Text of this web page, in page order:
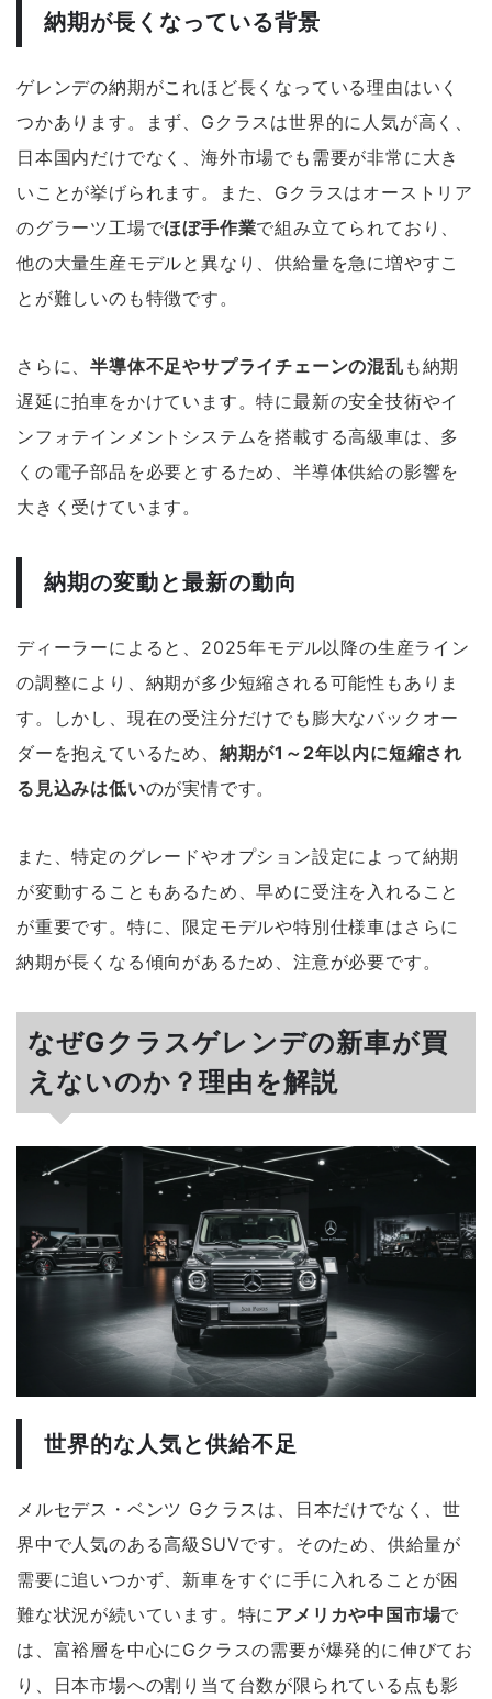
納期が長くなっている背景
ゲレンデの納期がこれほど長くなっている理由はいく
つかあります。まず、Gクラスは世界的に人気が高く、
日本国内だけでなく、海外市場でも需要が非常に大き
いことが挙げられます。また、Gクラスはオーストリア
のグラーツ工場でほぼ手作業で組み立てられており、
他の大量生産モデルと異なり、供給量を急に増やすこ
とが難しいのも特徴です。
さらに、半導体不足やサプライチェーンの混乱 も納期
遅延に拍車をかけています。特に最新の安全技術やイ
ンフォテインメントシステムを搭載する高級車は、多
くの電子部品を必要とするため、半導体供給の影響を
大きく受けています。
納期の変動と最新の動向
ディーラーによると、2025年モデル以降の生産ライン
の調整により、納期が多少短縮される可能性もありま
す。しかし、現在の受注分だけでも膨大なバックオー
ダーを抱えているため、 納期が1～2年以内に短縮され
る見込みは低いのが実情です。
また、特定のグレードやオプション設定によって納期
が変動することもあるため、早めに受注を入れること
が重要です。特に、限定モデルや特別仕様車はさらに
納期が長くなる傾向があるため、注意が必要です。
なぜGクラスゲレンデの新車が買
えないのか？理由を解説
世界的な人気と供給不足
メルセデス・ベンツ Gクラスは、日本だけでなく、世
界中で人気のある高級SUVです。そのため、供給量が
需要に追いつかず、新車をすぐに手に入れることが困
難な状況が続いています。特にアメリカや中国市場で
は、富裕層を中心にGクラスの需要が爆発的に伸びてお
り、日本市場への割り当て台数が限られている点も影